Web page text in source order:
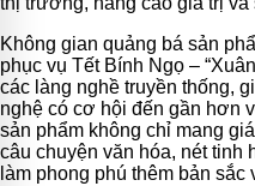
Không gian quảng bá sản
phục vụ Tết Bính Ngọ –
các làng nghề truyền thống,
nghệ có cơ hội đến gần hơn
sản phẩm không chỉ mang
câu chuyện văn hóa, nét tinh
làm phong phú thêm bản